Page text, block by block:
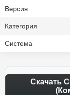
Версия
Категория
Система
Скачать